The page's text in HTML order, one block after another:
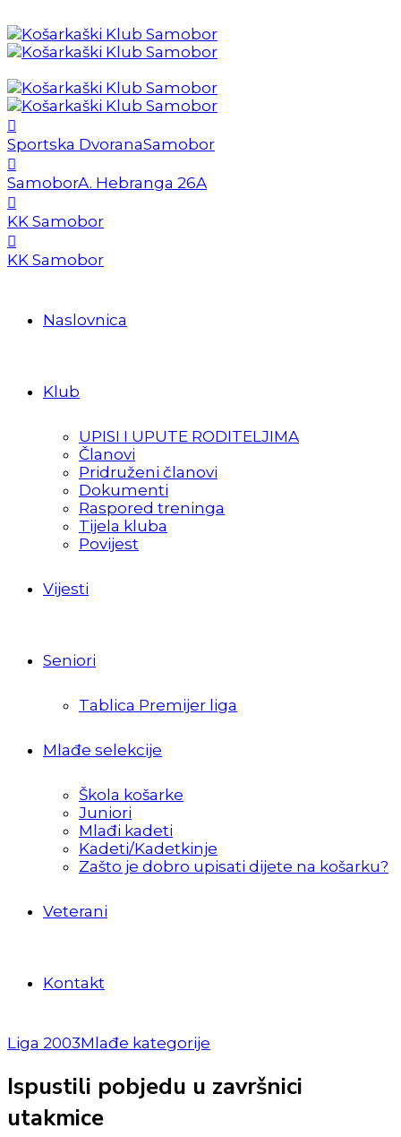
Sportska DvoranaSamobor
SamoborA. Hebranga 26A
KK Samobor
KK Samobor
Naslovnica
Klub
UPISI I UPUTE RODITELJIMA
Članovi
Pridruženi članovi
Dokumenti
Raspored treninga
Tijela kluba
Povijest
Vijesti
Seniori
Tablica Premijer liga
Mlađe selekcije
Škola košarke
Juniori
Mlađi kadeti
Kadeti/Kadetkinje
Zašto je dobro upisati dijete na košarku?
Veterani
Kontakt
Liga 2003Mlađe kategorije
Ispustili pobjedu u završnici
utakmice